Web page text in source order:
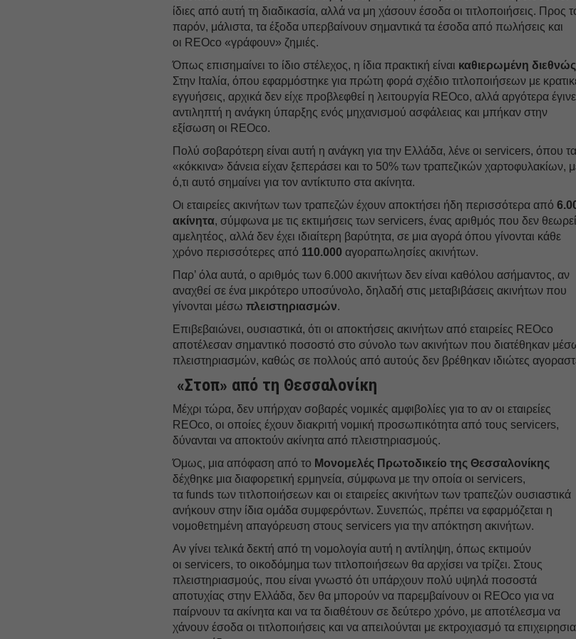
ίδιες από αυτή τη διαδικασία, αλλά να μη χάσουν έσοδα οι τιτλοποιήσεις. Προς
παρόν, μάλιστα, τα έξοδα υπερβαίνουν σημαντικά τα έσοδα από πωλήσεις και
οι REOco «γράφουν» ζημιές.
Όπως επισημαίνει το ίδιο στέλεχος, η ίδια πρακτική είναι καθιερωμένη διεθνώς
Στην Ιταλία, όπου εφαρμόστηκε για πρώτη φορά σχέδιο τιτλοποιήσεων με
εγγυήσεις, αρχικά δεν είχε προβλεφθεί η λειτουργία REOco, αλλά αργότερα έγινε
αντιληπτή η ανάγκη ύπαρξης ενός μηχανισμού ασφάλειας και μπήκαν στην
εξίσωση οι REOco.
Πολύ σοβαρότερη είναι αυτή η ανάγκη για την Ελλάδα, λένε οι servicers, όπου τα
«κόκκινα» δάνεια είχαν ξεπεράσει και το 50% των τραπεζικών χαρτοφυλακίων,
ό,τι αυτό σημαίνει για τον αντίκτυπο στα ακίνητα.
Οι εταιρείες ακινήτων των τραπεζών έχουν αποκτήσει ήδη περισσότερα από
ακίνητα, σύμφωνα με τις εκτιμήσεις των servicers, ένας αριθμός που δεν
αμελητέος, αλλά δεν έχει ιδιαίτερη βαρύτητα, σε μια αγορά όπου γίνονται κάθε
χρόνο περισσότερες από 110.000 αγοραπωλησίες ακινήτων.
Παρ’ όλα αυτά, ο αριθμός των 6.000 ακινήτων δεν είναι καθόλου ασήμαντος, αν
αναχθεί σε ένα μικρότερο υποσύνολο, δηλαδή στις μεταβιβάσεις ακινήτων που
γίνονται μέσωπλειστηριασμών.
Επιβεβαιώνει, ουσιαστικά, ότι οι αποκτήσεις ακινήτων από εταιρείες REOco
αποτέλεσαν σημαντικό ποσοστό στο σύνολο των ακινήτων που διατέθηκαν
πλειστηριασμών, καθώς σε πολλούς από αυτούς δεν βρέθηκαν ιδιώτες
«Στοπ» από τη Θεσσαλονίκη
Μέχρι τώρα, δεν υπήρχαν σοβαρές νομικές αμφιβολίες για το αν οι εταιρείες
REOco, οι οποίες έχουν διακριτή νομική προσωπικότητα από τους servicers,
δύνανται να αποκτούν ακίνητα από πλειστηριασμούς.
Όμως, μια απόφαση από το Μονομελές Πρωτοδικείο της Θεσσαλονίκης
δέχθηκε μια διαφορετική ερμηνεία, σύμφωνα με την οποία οι servicers,
τα funds των τιτλοποιήσεων και οι εταιρείες ακινήτων των τραπεζών ουσιαστικά
ανήκουν στην ίδια ομάδα συμφερόντων. Συνεπώς, πρέπει να εφαρμόζεται η
νομοθετημένη απαγόρευση στους servicers για την απόκτηση ακινήτων.
Αν γίνει τελικά δεκτή από τη νομολογία αυτή η αντίληψη, όπως εκτιμούν
οι servicers, το οικοδόμημα των τιτλοποιήσεων θα αρχίσει να τρίζει. Στους
πλειστηριασμούς, που είναι γνωστό ότι υπάρχουν πολύ υψηλά ποσοστά
αποτυχίας στην Ελλάδα, δεν θα μπορούν να παρεμβαίνουν οι REOco για να
παίρνουν τα ακίνητα και να τα διαθέτουν σε δεύτερο χρόνο, με αποτέλεσμα να
χάνουν έσοδα οι τιτλοποιήσεις και να απειλούνται με εκτροχιασμό τα